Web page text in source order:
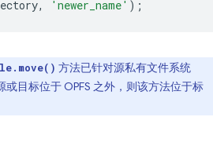
, 'newer_name' );
方法已针对源私有文件系统
或目标位于 OPFS 之外，则该方法位于标